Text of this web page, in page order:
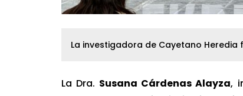
La investigadora de Cayetano Heredia
La Dra. Susana Cárdenas Alayza,